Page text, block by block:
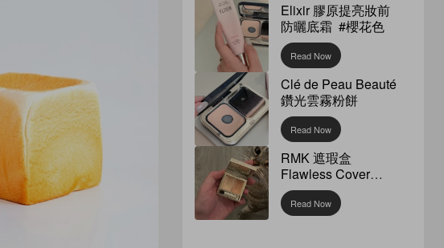
Elixir 膠原提亮妝前
防曬底霜 #櫻花色
Read Now
Clé de Peau Beauté
鑽光雲霧粉餅
Read Now
RMK 遮瑕盒
Flawless Cover
Concealer
Read Now